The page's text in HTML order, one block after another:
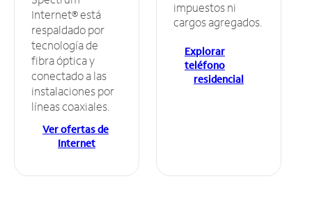
Internet® está
respaldado por
tecnología de
fibra óptica y
conectado a las
instalaciones por
líneas coaxiales.
Ver ofertas de
Internet
impuestos ni
cargos agregados.
Explorar
teléfono
residencial